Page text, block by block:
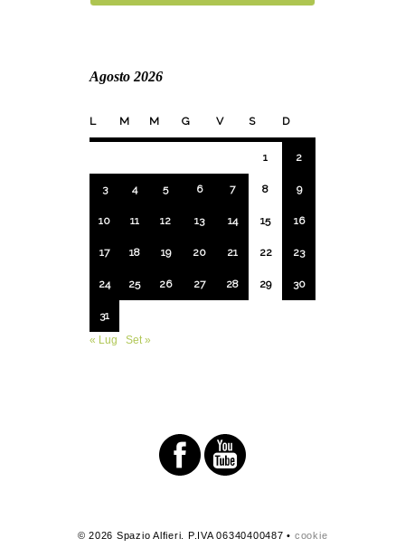
Agosto 2026
L M M G V S D
1 2
3 4 5 6 7 8 9
10 11 12 13 14 15 16
17 18 19 20 21 22 23
24 25 26 27 28 29 30
31
« Lug
Set »
© 2026 Spazio Alfieri. P.IVA 06340400487 • cookie